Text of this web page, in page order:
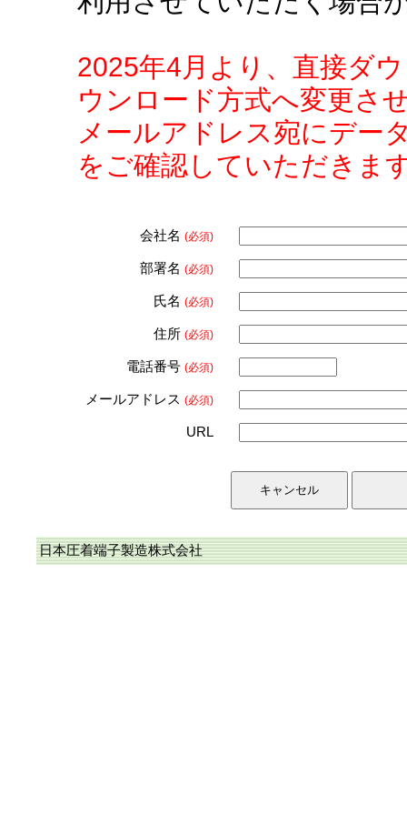
2025年4月より、直接ダ
ウンロード方式へ変更さ
メールアドレス宛にデー
をご確認していただきま
会社名 (必須)
部署名 (必須)
氏名 (必須)
住所 (必須)
電話番号 (必須)
メールアドレス (必須)
URL
日本圧着端子製造株式会社